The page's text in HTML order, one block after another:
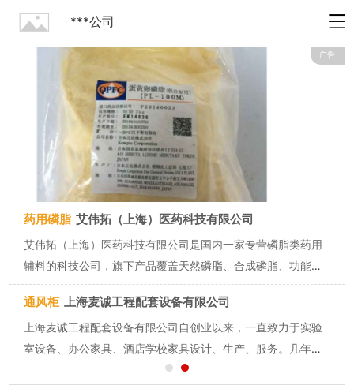
***公司
广告
药用磷脂 艾伟拓（上海）医药科技有限公司
艾伟拓（上海）医药科技有限公司是国内一家专营磷脂类药用
辅料的科技公司，旗下产品覆盖天然磷脂、合成磷脂、功能化
磷脂等细分领域，并提供诸如油酸、油酸钠、胆固醇等相关辅
料产品。专注脂质体、脂肪乳、微纳米靶向制剂等递药体系，
是国内药企、高校、研究所...
通风柜 上海麦诚工程配套设备有限公司
上海麦诚工程配套设备有限公司自创业以来，一直致力于实验
室设备、办公家具、酒店学校家具设计、生产、服务。几年来
公司发展迅速，为更专业地服务实验室方面的客户，总公司重